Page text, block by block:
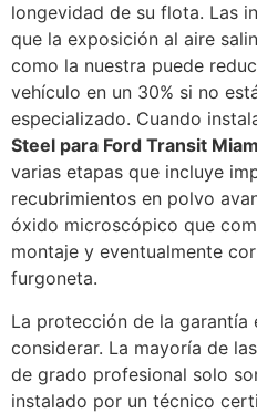
longevidad de su flota. Las
que la exposición al aire
como la nuestra puede
vehículo en un 30% si no
especializado. Cuando
Steel para Ford Transit
varias etapas que incluye
recubrimientos en polvo
óxido microscópico que
montaje y eventualmente
furgoneta.
La protección de la
considerar. La mayoría de
de grado profesional solo
instalado por un técnico